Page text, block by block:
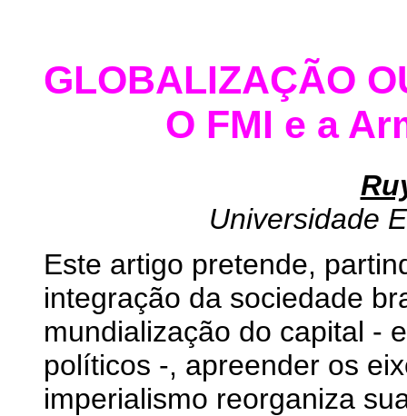
GLOBALIZAÇÃO
O FMI e a
Universidade
Este artigo pretende,
integração da sociedade
mundialização do capital -
políticos -, apreender os
imperialismo reorganiza